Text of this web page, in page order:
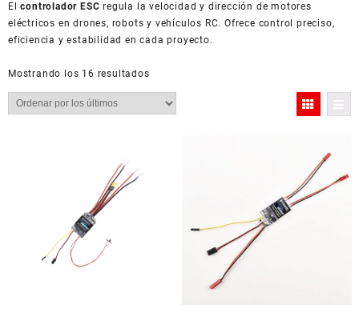
Elcontrolador ESC regula la velocidad y dirección de motores
eléctricos en drones, robots y vehículos RC. Ofrece control preciso,
eficiencia y estabilidad en cada proyecto.
Mostrando los 16 resultadosOrdenado
por